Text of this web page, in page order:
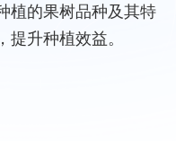
植的果树品种及其特
升种植效益。